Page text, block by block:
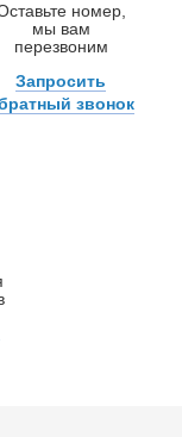
номер,
мы вам
перезвоним
Запросить
звонок